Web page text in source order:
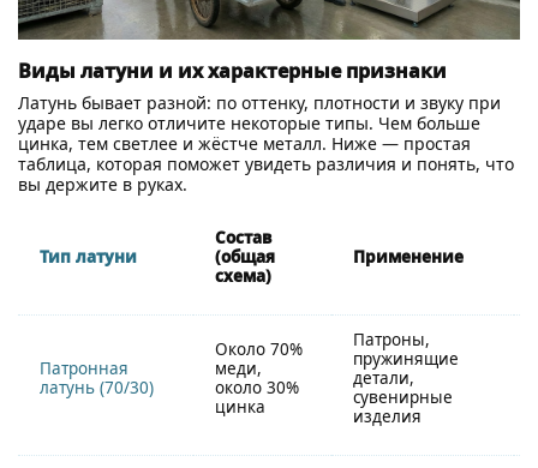
Виды латуни и их характерные признаки
Латунь бывает разной: по оттенку, плотности и звуку при
ударе вы легко отличите некоторые типы. Чем больше
цинка, тем светлее и жёстче металл. Ниже — простая
таблица, которая поможет увидеть различия и понять, что
вы держите в руках.
Тип латуни
Состав
(общая
схема)
Применение
Патронная
латунь (70/30)
Около 70%
меди,
около 30%
цинка
Патроны,
пружинящие
детали,
сувенирные
изделия